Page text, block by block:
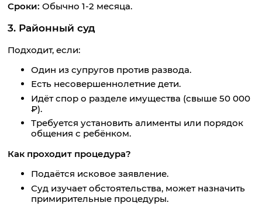
Сроки: Обычно 1-2 месяца.
3. Районный суд
Подходит, если:
Один из супругов против развода.
Есть несовершеннолетние дети.
Идёт спор о разделе имущества (свыше 50 000
₽).
Требуется установить алименты или порядок
общения с ребёнком.
Как проходит процедура?
Подаётся исковое заявление.
Суд изучает обстоятельства, может назначить
примирительные процедуры.